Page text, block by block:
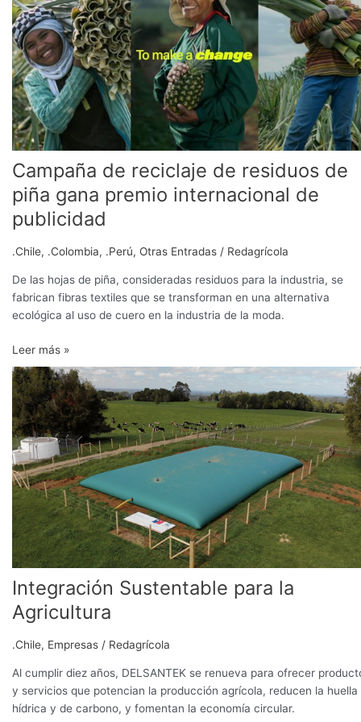
Campaña de reciclaje de residuos de
piña gana premio internacional de
publicidad
.Chile, .Colombia, .Perú, Otras Entradas / Redagrícola
De las hojas de piña, consideradas residuos para la industria, se
fabrican fibras textiles que se transforman en una alternativa
ecológica al uso de cuero en la industria de la moda.
de
residuos
de
piña
gana
premio
internacional
de
publicidad
Leer más »
Integración Sustentable para la
Agricultura
.Chile, Empresas / Redagrícola
Al cumplir diez años, DELSANTEK se renueva para ofrecer
y servicios que potencian la producción agrícola, reducen la huella
hídrica y de carbono, y fomentan la economía circular.
Integración
Sustentable
para
la
Agricultura